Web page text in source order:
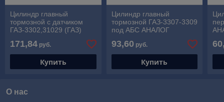
Цилиндр главный
тормозной с датчиком
ГАЗ-3302,31029 (ГАЗ)
171,84 руб.
Купить
Цилиндр главный
тормозной ГАЗ-3307-3309
под АБС АНАЛОГ
93,60 руб.
Купить
О нас